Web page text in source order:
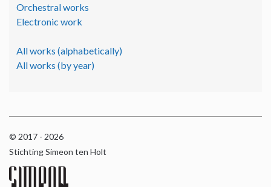
Orchestral works
Electronic work
All works (alphabetically)
All works (by year)
© 2017 - 2026
Stichting Simeon ten Holt